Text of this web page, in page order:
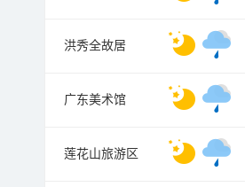
洪秀全故居
广东美术馆
莲花山旅游区